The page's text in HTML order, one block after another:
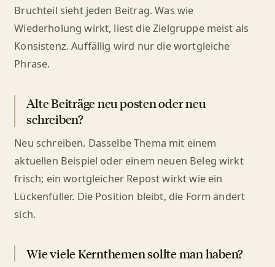
Bruchteil sieht jeden Beitrag. Was wie
Wiederholung wirkt, liest die Zielgruppe meist als
Konsistenz. Auffällig wird nur die wortgleiche
Phrase.
Alte Beiträge neu posten oder neu
schreiben?
Neu schreiben. Dasselbe Thema mit einem
aktuellen Beispiel oder einem neuen Beleg wirkt
frisch; ein wortgleicher Repost wirkt wie ein
Lückenfüller. Die Position bleibt, die Form ändert
sich.
Wie viele Kernthemen sollte man haben?